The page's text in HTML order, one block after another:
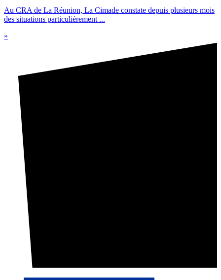
Au CRA de La Réunion, La Cimade constate depuis plusieurs mois
des situations particulièrement ...
»